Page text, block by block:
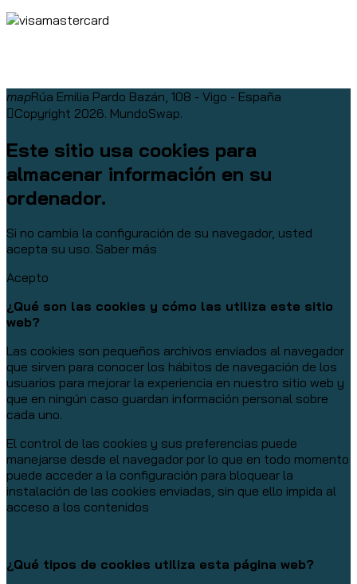
mapRúa Emilia Pardo Bazán, 108 - Vigo - España
Copyright 2026. MundoSwap.
Este sitio usa cookies para
almacenar información en su
ordenador.
Si no cambia la configuración de su navegador, usted
acepta su uso. Saber más
Acepto
¿Qué son las cookies y cómo las utiliza este sitio
web?
Las cookies son pequeños archivos enviados al navegador
que sirven para conocer los hábitos de navegación de los
usuarios para mejorar la experiencia en nuestro sitio web y
que en ningún caso guardan información personal sobre
cada uno.
El control de las cookies y sus preferencias puede
manejarse desde el navegador por lo que en todo momento
puede acceder a la configuración para bloquear la
instalación de las cookies enviadas, sin que ello impida al
acceso a los contenidos
¿Qué tipos de cookies utiliza esta página web?